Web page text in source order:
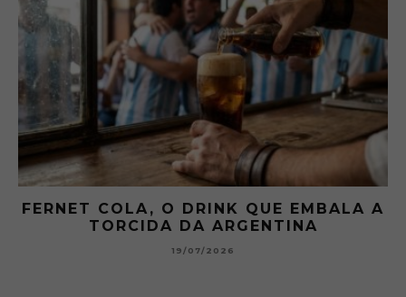
FERNET COLA, O DRINK QUE EMBALA A
TORCIDA DA ARGENTINA
19/07/2026